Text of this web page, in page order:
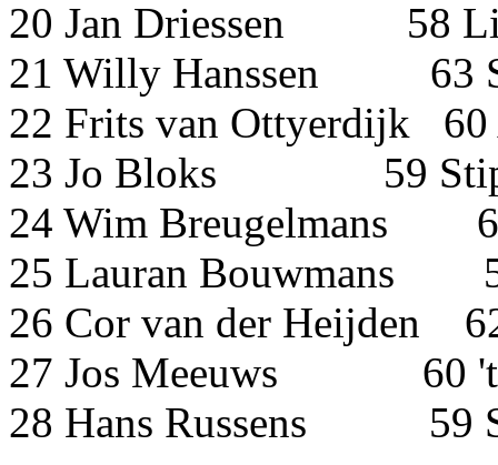
20 Jan Driessen
21 Willy Hanssen
22 Frits van
23 Jo Bloks 59
24 Wim Breugelmans
25 Lauran Bouwmans
26 Cor van der
27 Jos Meeuws 60 't
28 Hans Russens